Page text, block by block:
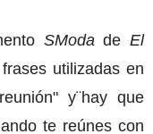
SModade El
utilizadas en
y¨hay que
te reúnes con